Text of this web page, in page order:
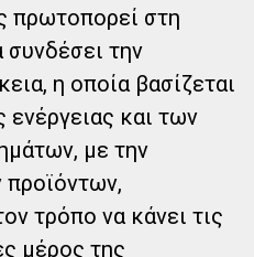
πρωτοπορεί στη
την
η οποία βασίζεται
ενέργειας και των
με την
τρόπο να κάνει τις
μέρος της